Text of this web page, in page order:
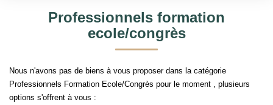
Biens Vendus
ESTIMER
Type de bien
Surface min
Créer une alerte
Professionnels formation
ecole/congrès
Nous n'avons pas de biens à vous proposer dans la catégorie
Professionnels Formation Ecole/Congrès pour le moment , plusieurs
options s'offrent à vous :